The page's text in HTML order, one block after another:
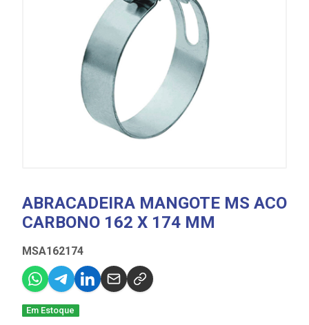
ABRACADEIRA MANGOTE MS ACO
CARBONO 162 X 174 MM
MSA162174
Em Estoque